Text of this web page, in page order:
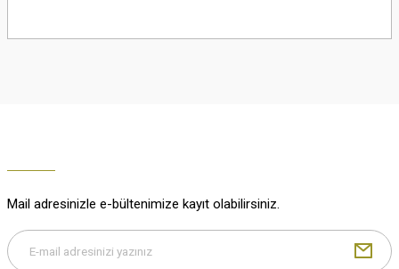
M... K... | 29/12/2025
Mail adresinizle e-bültenimize kayıt olabilirsiniz.